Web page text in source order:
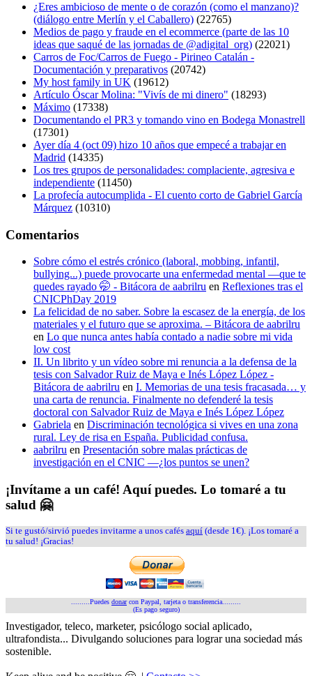
¿Eres ambicioso de mente o de corazón (como el manzano)?
(diálogo entre Merlín y el Caballero) (22765)
Medios de pago y fraude en el ecommerce (parte de las 10
ideas que saqué de las jornadas de @adigital_org) (22021)
Carros de Foc/Carros de Fuego - Pirineo Catalán -
Documentación y preparativos (20742)
My host family in UK (19612)
Artículo Óscar Molina: "Vivís de mi dinero" (18293)
Máximo (17338)
Documentando el PR3 y tomando vino en Bodega Monastrell
(17301)
Ayer día 4 (oct 09) hizo 10 años que empecé a trabajar en
Madrid (14335)
Los tres grupos de personalidades: complaciente, agresiva e
independiente (11450)
La profecía autocumplida - El cuento corto de Gabriel García
Márquez (10310)
Comentarios
Sobre cómo el estrés crónico (laboral, mobbing, infantil,
bullying...) puede provocarte una enfermedad mental —que te
quedes rayado 🤭 - Bitácora de aabrilru en Reflexiones tras el
CNICPhDay 2019
La felicidad de no saber. Sobre la escasez de la energía, de los
materiales y el futuro que se aproxima. – Bitácora de aabrilru
en Lo que nunca antes había contado a nadie sobre mi vida
low cost
II. Un librito y un vídeo sobre mi renuncia a la defensa de la
tesis con Salvador Ruiz de Maya e Inés López López -
Bitácora de aabrilru en I. Memorias de una tesis fracasada… y
una carta de renuncia. Finalmente no defenderé la tesis
doctoral con Salvador Ruiz de Maya e Inés López López
Gabriela en Discriminación tecnológica si vives en una zona
rural. Ley de risa en España. Publicidad confusa.
aabrilru en Presentación sobre malas prácticas de
investigación en el CNIC —¿los puntos se unen?
¡Invítame a un café! Aquí puedes. Lo tomaré a tu
salud 🤗
Si te gustó/sirvió puedes invitarme a unos cafés aquí (desde 1€). ¡Los tomaré a
tu salud! ¡Gracias!
.........Puedes donarcon Paypal, tarjeta o transferencia.........
(Es pago seguro)
Investigador, teleco, marketer, psicólogo social aplicado,
ultrafondista... Divulgando soluciones para lograr una sociedad más
sostenible.